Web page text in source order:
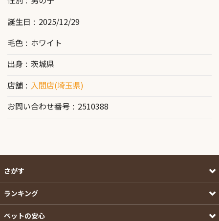
誕生日
2025/12/29
毛色
ホワイト
出身
茨城県
店舗
入間店(埼玉県)
お問い合わせ番号
2510388
さがす
ランキング
ペットの安心